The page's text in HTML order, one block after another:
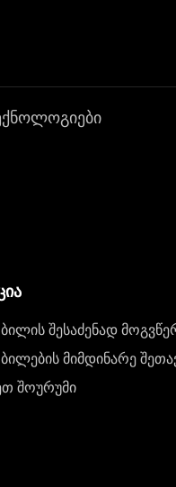
შესაძენად
მიმდინარე
შოურუმი